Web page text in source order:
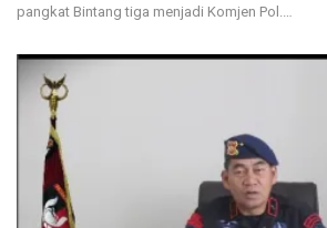
pangkat Bintang tiga menjadi Komjen Pol.…